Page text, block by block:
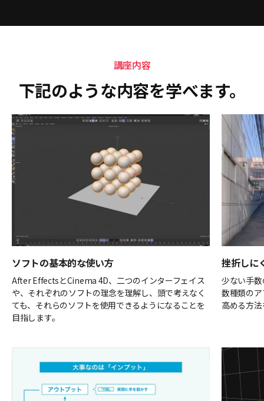
講座内容
下記のような内容を学べます。
ソフトの基本的な使い方
After EffectsとCinema 4D、二つのインターフェイス
や、それぞれのソフトの理念を理解し、頭で考えなく
ても、それらのソフトを使用できるようになることを
目指します。
挫折しに
少ない手
数種類の
高める方